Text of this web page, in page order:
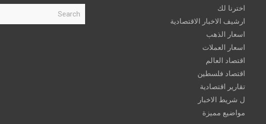
اخترنا لك
ارشيف الاخبار الاقتصادية
اسعار الذهب
اسعار العملات
اقتصاد العالم
اقتصاد فلسطين
تقارير اقتصادية
ل شريط الاخبار
مواضيع مميزة